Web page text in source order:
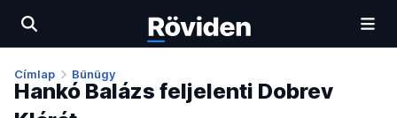
Címlap Bűnügy
Hankó Balázs feljelenti Dobrev